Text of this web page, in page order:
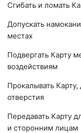
Сгибать и ломать
Допускать
местах
Подвергать Карту
воздействиям
Прокалывать
отверстия
Передавать Карту
и сторонним лицам